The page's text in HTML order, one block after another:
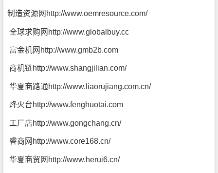
制造资源网 http://www.oemresource.com/
全球求购网 http://www.globalbuy.cc
富金机网 http://www.gmb2b.com
商机链http://www.shangjilian.com/
华夏商路通http://www.liaorujiang.com.cn/
烽火台http://www.fenghuotai.com
工厂店http://www.gongchang.cn/
睿商网 http://www.core168.cn/
华夏商贸网 http://www.herui6.cn/